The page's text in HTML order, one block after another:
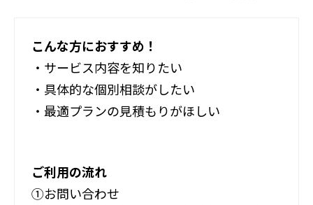
お役立ち資料
こんな方におすすめ！
・サービス内容を知りたい
・具体的な個別相談がしたい
・最適プランの見積もりがほしい
ご利用の流れ
①お問い合わせ